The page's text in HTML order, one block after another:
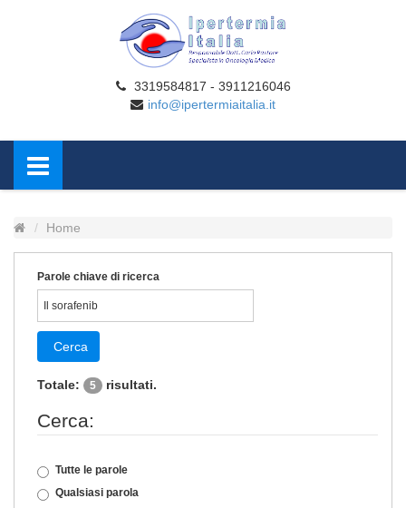
3319584817 - 3911216046
info@ipertermiaitalia.it
Home
Parole chiave di ricerca
Cerca
Totale: 5 risultati.
Cerca:
Tutte le parole
Qualsiasi parola